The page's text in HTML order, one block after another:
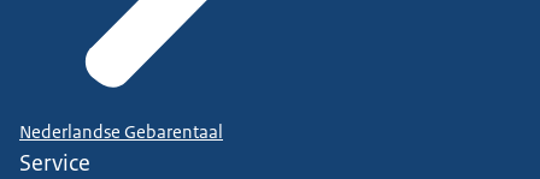
Nederlandse Gebarentaal
Service